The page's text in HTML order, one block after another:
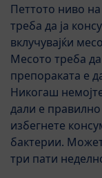
Петтото ниво
треба да ја
вклучувајќи
Месото треба
препораката е
Никогаш
дали е правилно
избегнете
бактерии.
три пати